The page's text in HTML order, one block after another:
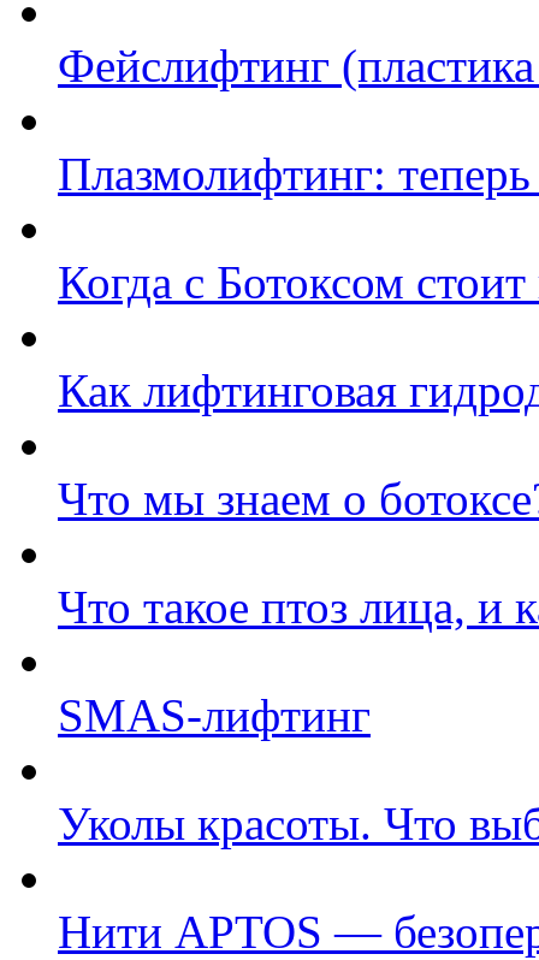
Фейслифтинг
Плазмолифтинг:
Когда с Ботоксом
Как лифтинговая
Что мы знаем о
Что такое птоз лица, и
SMAS-лифтинг
Уколы красоты. Что
Нити APTOS —